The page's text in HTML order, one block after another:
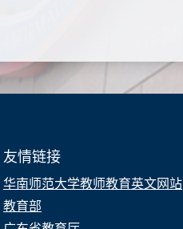
友情链接
华南师范大学教师教育英文网站
教育部